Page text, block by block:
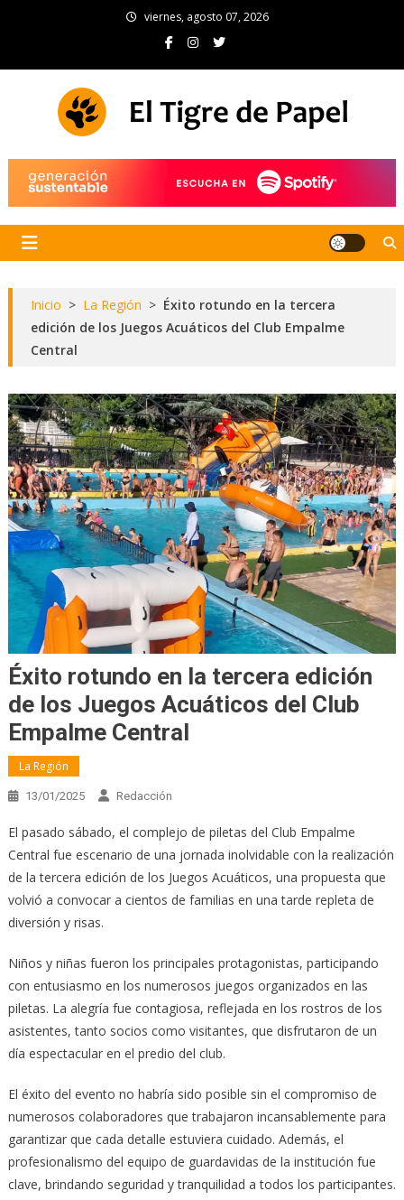
viernes, agosto 07, 2026
Inicio > La Región > Éxito rotundo en la tercera
edición de los Juegos Acuáticos del Club Empalme
Central
Éxito rotundo en la tercera edición
de los Juegos Acuáticos del Club
Empalme Central
La Región
13/01/2025 Redacción
El pasado sábado, el complejo de piletas del Club Empalme
Central fue escenario de una jornada inolvidable con la realización
de la tercera edición de los Juegos Acuáticos, una propuesta que
volvió a convocar a cientos de familias en una tarde repleta de
diversión y risas.
Niños y niñas fueron los principales protagonistas, participando
con entusiasmo en los numerosos juegos organizados en las
piletas. La alegría fue contagiosa, reflejada en los rostros de los
asistentes, tanto socios como visitantes, que disfrutaron de un
día espectacular en el predio del club.
El éxito del evento no habría sido posible sin el compromiso de
numerosos colaboradores que trabajaron incansablemente para
garantizar que cada detalle estuviera cuidado. Además, el
profesionalismo del equipo de guardavidas de la institución fue
clave, brindando seguridad y tranquilidad a todos los participantes.